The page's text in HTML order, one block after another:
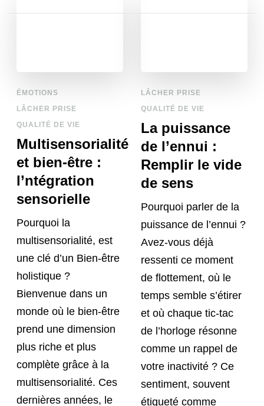
ÉMOTIONS
LÂCHER PRISE
QUALITÉ DE VIE
Multisensorialité
et bien-être :
l’ntégration
sensorielle
Pourquoi la
multisensorialité, est
une clé d’un Bien-être
holistique ?
Bienvenue dans un
monde où le bien-être
prend une dimension
plus riche et plus
complète grâce à la
multisensorialité. Ces
dernières années, le
LÂCHER PRISE
QUALITÉ DE VIE
La puissance
de l’ennui :
Remplir le vide
de sens
Pourquoi parler de la
puissance de l’ennui ?
Avez-vous déjà
ressenti ce moment
de flottement, où le
temps semble s’étirer
et où chaque tic-tac
de l’horloge résonne
comme un rappel de
votre inactivité ? Ce
sentiment, souvent
étiqueté comme
publications